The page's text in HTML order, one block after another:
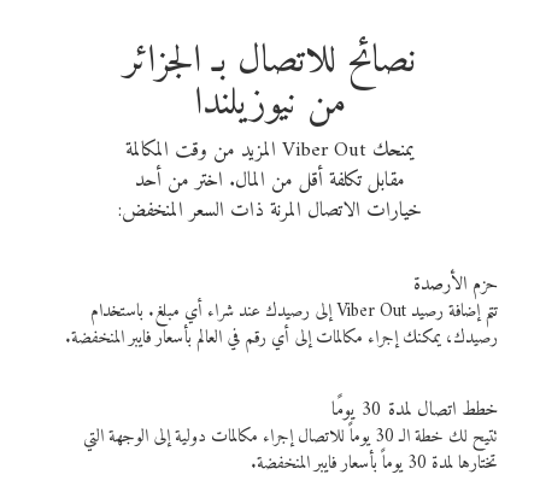
نصائح للاتصال بـ الجزائر
من نيوزيلندا
يمنحك Viber Out المزيد من وقت المكالمة
مقابل تكلفة أقل من المال. اختر من أحد
خيارات الاتصال المرنة ذات السعر المنخفض:
حزم الأرصدة
تتم إضافة رصيد Viber Out إلى رصيدك عند شراء أي مبلغ. باستخدام
رصيدك، يمكنك إجراء مكالمات إلى أي رقم في العالم بأسعار فايبر المنخفضة.
خطط اتصال لمدة 30 يومًا
تتيح لك خطة الـ 30 يوماً للاتصال إجراء مكالمات دولية إلى الوجهة التي
تختارها لمدة 30 يوماً بأسعار فايبر المنخفضة.